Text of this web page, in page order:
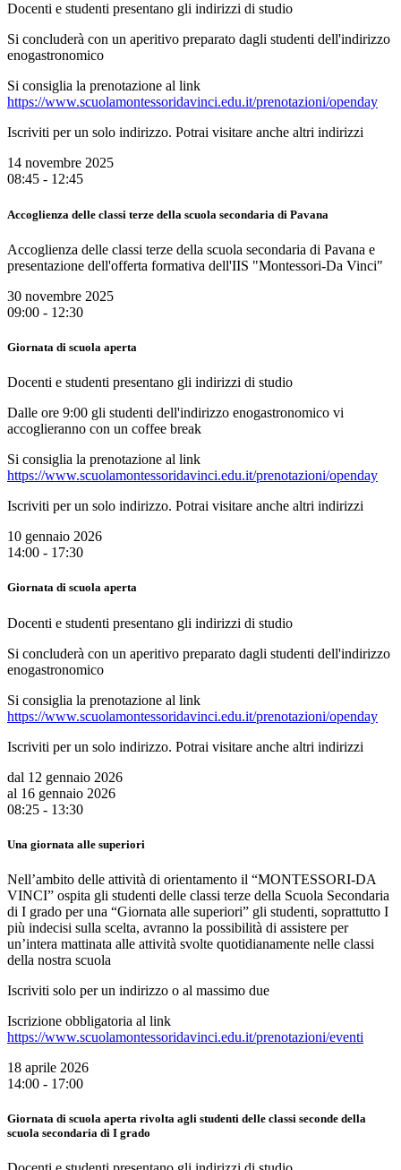
Docenti e studenti presentano gli indirizzi di studio
Si concluderà con un aperitivo preparato dagli studenti dell'indirizzo
enogastronomico
Si consiglia la prenotazione al link
https://www.scuolamontessoridavinci.edu.it/prenotazioni/openday
Iscriviti per un solo indirizzo. Potrai visitare anche altri indirizzi
14 novembre 2025
08:45 - 12:45
Accoglienza delle classi terze della scuola secondaria di Pavana
Accoglienza delle classi terze della scuola secondaria di Pavana e
presentazione dell'offerta formativa dell'IIS "Montessori-Da Vinci"
30 novembre 2025
09:00 - 12:30
Giornata di scuola aperta
Docenti e studenti presentano gli indirizzi di studio
Dalle ore 9:00 gli studenti dell'indirizzo enogastronomico vi
accoglieranno con un coffee break
Si consiglia la prenotazione al link
https://www.scuolamontessoridavinci.edu.it/prenotazioni/openday
Iscriviti per un solo indirizzo. Potrai visitare anche altri indirizzi
10 gennaio 2026
14:00 - 17:30
Giornata di scuola aperta
Docenti e studenti presentano gli indirizzi di studio
Si concluderà con un aperitivo preparato dagli studenti dell'indirizzo
enogastronomico
Si consiglia la prenotazione al link
https://www.scuolamontessoridavinci.edu.it/prenotazioni/openday
Iscriviti per un solo indirizzo. Potrai visitare anche altri indirizzi
dal 12 gennaio 2026
al 16 gennaio 2026
08:25 - 13:30
Una giornata alle superiori
Nell’ambito delle attività di orientamento il “MONTESSORI-DA
VINCI” ospita gli studenti delle classi terze della Scuola Secondaria
di I grado per una “Giornata alle superiori” gli studenti, soprattutto I
più indecisi sulla scelta, avranno la possibilità di assistere per
un’intera mattinata alle attività svolte quotidianamente nelle classi
della nostra scuola
Iscriviti solo per un indirizzo o al massimo due
Iscrizione obbligatoria al link
https://www.scuolamontessoridavinci.edu.it/prenotazioni/eventi
18 aprile 2026
14:00 - 17:00
Giornata di scuola aperta rivolta agli studenti delle classi seconde della
scuola secondaria di I grado